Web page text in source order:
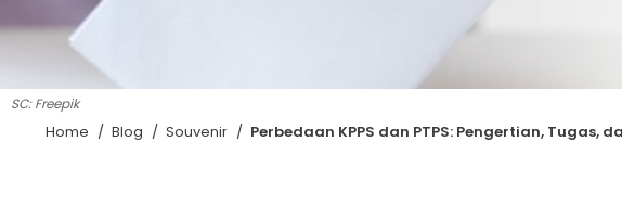
SC: Freepik
Home / Blog / Souvenir / Perbedaan KPPS dan PTPS: Pengertian, Tugas,